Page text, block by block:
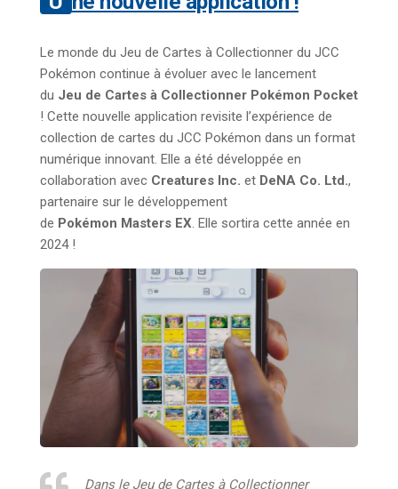
Le monde du Jeu de Cartes à Collectionner du JCC
Pokémon continue à évoluer avec le lancement
du Jeu de Cartes à Collectionner Pokémon Pocket
! Cette nouvelle application revisite l’expérience de
collection de cartes du JCC Pokémon dans un format
numérique innovant. Elle a été développée en
collaboration avec Creatures Inc. et DeNA Co. Ltd.,
partenaire sur le développement
de Pokémon Masters EX. Elle sortira cette année en
2024 !
Dans le Jeu de Cartes à Collectionner